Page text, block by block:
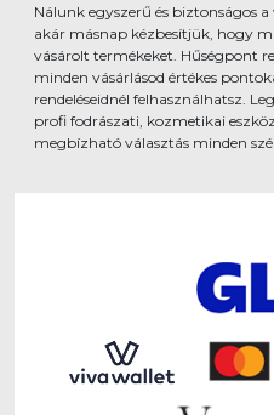
Nálunk egyszerű és biztonságos
akár másnap kézbesítjük, hogy
vásárolt termékeket. Hűségpont
minden vásárlásod értékes
rendeléseidnél felhasználhatsz.
profi fodrászati, kozmetikai
megbízható választás minden